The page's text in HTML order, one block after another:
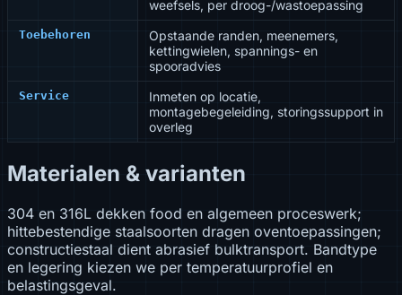
weefsels, per droog-/wastoepassing
Toebehoren
Opstaande randen, meenemers,
kettingwielen, spannings- en
spooradvies
Service
Inmeten op locatie,
montagebegeleiding, storingssupport in
overleg
Materialen & varianten
304 en 316L dekken food en algemeen proceswerk;
hittebestendige staalsoorten dragen oventoepassingen;
constructiestaal dient abrasief bulktransport. Bandtype
en legering kiezen we per temperatuurprofiel en
belastingsgeval.